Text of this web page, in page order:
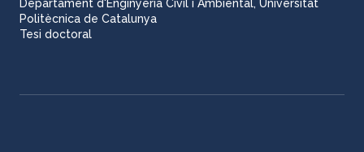
Departament d'Enginyeria Civil i Ambiental, Universitat
Politècnica de Catalunya
Tesi doctoral